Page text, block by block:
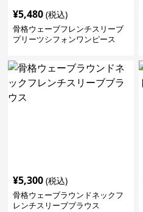
¥5,480 (税込)
骨格ウェーブフレンチスリーブ
プリーツシフォンワンピース
¥5,300 (税込)
骨格ウェーブラウンドネックフ
レンチスリーブブラウス